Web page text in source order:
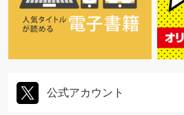
公式アカウント